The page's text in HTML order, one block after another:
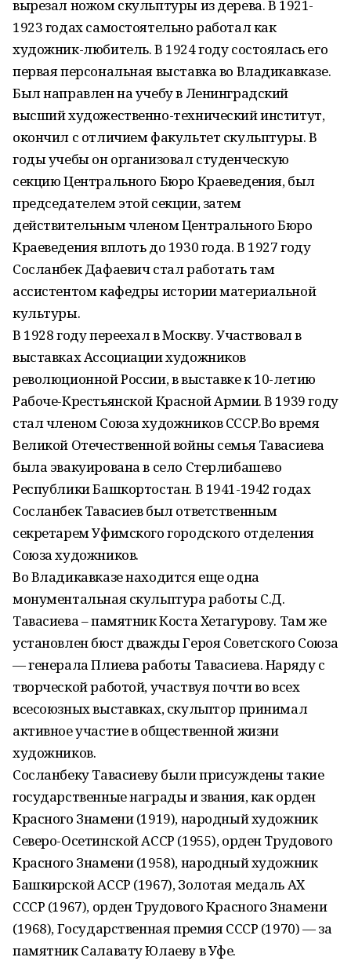
вырезал ножом скульптуры из дерева. В 1921-
1923 годах самостоятельно работал как
художник-любитель. В 1924 году состоялась его
первая персональная выставка во Владикавказе.
Был направлен на учебу в Ленинградский
высший художественно-технический институт,
окончил с отличием факультет скульптуры. В
годы учебы он организовал студенческую
секцию Центрального Бюро Краеведения, был
председателем этой секции, затем
действительным членом Центрального Бюро
Краеведения вплоть до 1930 года. В 1927 году
Сосланбек Дафаевич стал работать там
ассистентом кафедры истории материальной
культуры.
В 1928 году переехал в Москву. Участвовал в
выставках Ассоциации художников
революционной России, в выставке к 10-летию
Рабоче-Крестьянской Красной Армии. В 1939 году
стал членом Союза художников СССР.Во время
Великой Отечественной войны семья Тавасиева
была эвакуирована в село Стерлибашево
Республики Башкортостан. В 1941-1942 годах
Сосланбек Тавасиев был ответственным
секретарем Уфимского городского отделения
Союза художников.
Во Владикавказе находится еще одна
монументальная скульптура работы С.Д.
Тавасиева – памятник Коста Хетагурову. Там же
установлен бюст дважды Героя Советского Союза
— генерала Плиева работы Тавасиева. Наряду с
творческой работой, участвуя почти во всех
всесоюзных выставках, скульптор принимал
активное участие в общественной жизни
художников.
Сосланбеку Тавасиеву были присуждены такие
государственные награды и звания, как орден
Красного Знамени (1919), народный художник
Северо-Осетинской АССР (1955), орден Трудового
Красного Знамени (1958), народный художник
Башкирской АССР (1967), Золотая медаль АХ
СССР (1967), орден Трудового Красного Знамени
(1968), Государственная премия СССР (1970) — за
памятник Салавату Юлаеву в Уфе.